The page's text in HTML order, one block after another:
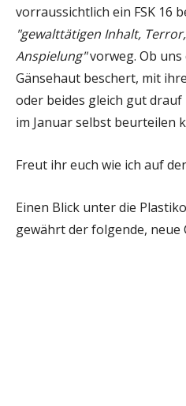
vorraussichtlich ein FSK 16
"gewalttätigen Inhalt,
Anspielung"vorweg. Ob uns
Gänsehaut beschert, mit
oder beides gleich gut
im Januar selbst beurteilen
Freut ihr euch wie ich auf
Einen Blick unter die
gewährt der folgende, neue